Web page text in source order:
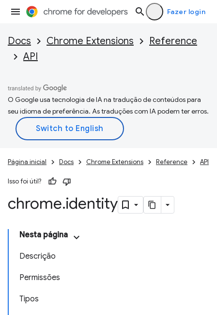
Fazer login
Docs Chrome Extensions
Reference
API
O Google usa tecnologia de IA na tradução de conteúdos para
seu idioma de preferência. As traduções com IA podem ter erros.
Página inicial Docs Chrome Extensions Reference API
Isso foi útil?
chrome.identity
Nesta página
Descrição
Permissões
Tipos